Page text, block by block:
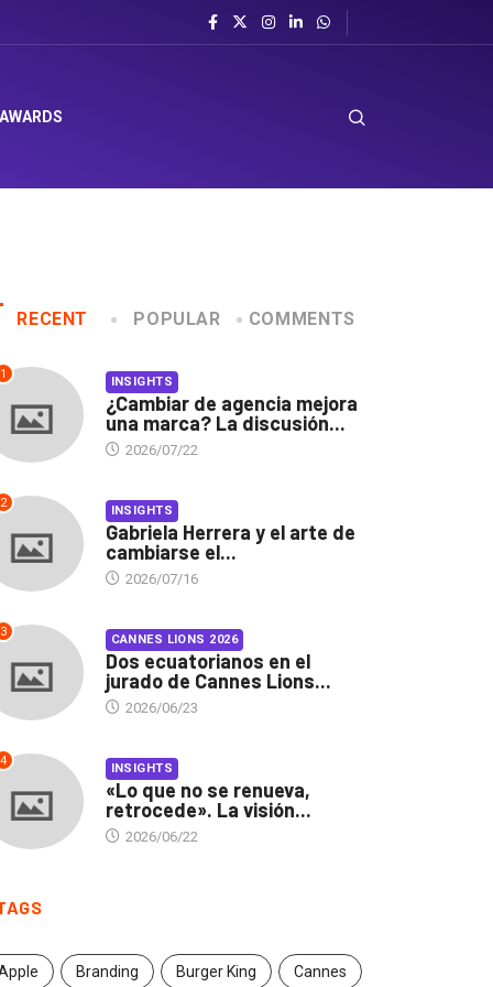
RECENT POPULAR COMMENTS
1 INSIGHTS
¿Cambiar de agencia mejora
una marca? La discusión...
2026/07/22
2 INSIGHTS
Gabriela Herrera y el arte de
cambiarse el...
2026/07/16
3 CANNES LIONS 2026
Dos ecuatorianos en el
jurado de Cannes Lions...
2026/06/23
4 INSIGHTS
«Lo que no se renueva,
retrocede». La visión...
2026/06/22
Branding Burger King Cannes